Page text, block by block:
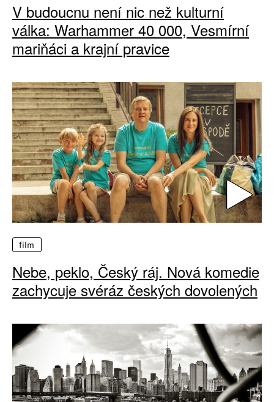
V budoucnu není nic než kulturní
válka: Warhammer 40 000, Vesmírní
mariňáci a krajní pravice
film
Nebe, peklo, Český ráj. Nová komedie
zachycuje svéráz českých dovolených